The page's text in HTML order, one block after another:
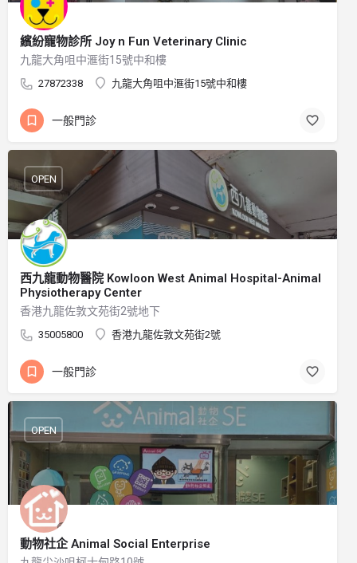
繽紛寵物診所 Joy n Fun Veterinary Clinic
九龍大角咀中滙街15號中和樓
27872338 九龍大角咀中滙街15號中和樓
一般門診
西九龍動物醫院 Kowloon West Animal Hospital-Animal
Physiotherapy Center
香港九龍佐敦文苑街2號地下
35005800 香港九龍佐敦文苑街2號
OPEN
一般門診
動物社企 Animal Social Enterprise
OPEN